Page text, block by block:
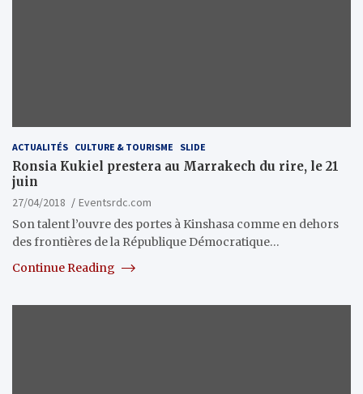
ACTUALITÉS CULTURE & TOURISME SLIDE
Ronsia Kukiel prestera au Marrakech du rire, le 21
juin
27/04/2018
Eventsrdc.com
Son talent l’ouvre des portes à Kinshasa comme en dehors
des frontières de la République Démocratique…
Continue Reading